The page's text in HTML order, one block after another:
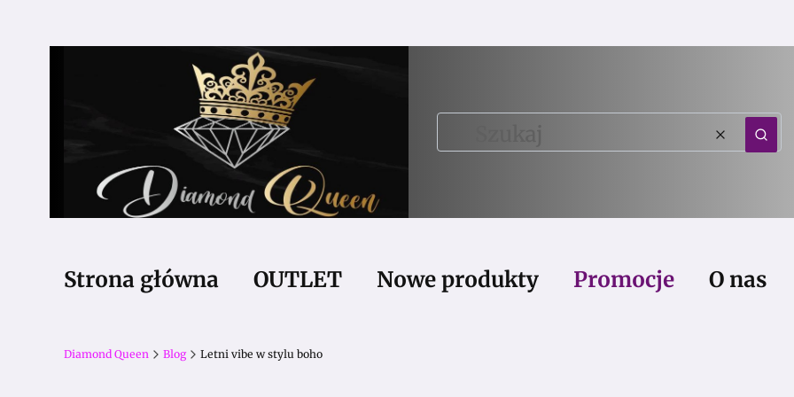
Wyczyść
Strona główna OUTLET Nowe produkty Promocje O nas
Diamond Queen Blog Letni vibe w stylu boho